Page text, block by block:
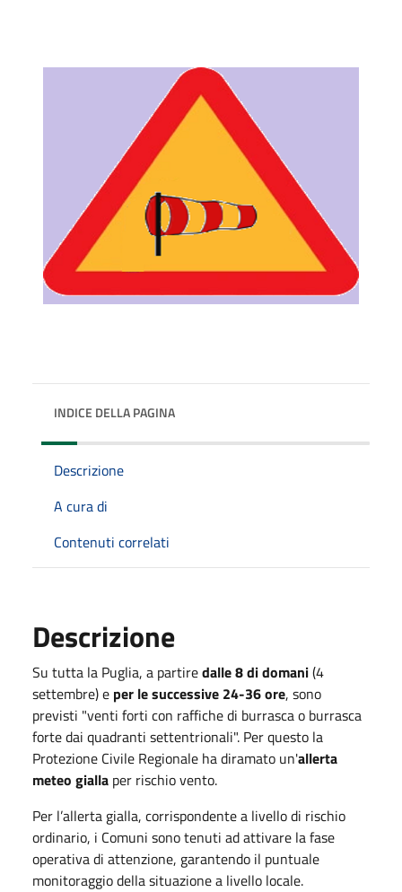
INDICE DELLA PAGINA
Descrizione
A cura di
Contenuti correlati
Descrizione
Su tutta la Puglia, a partiredalle 8 di domani(4
settembre) e per le successive 24-36 ore, sono
previsti "venti forti con raffiche di burrasca o burrasca
forte dai quadranti settentrionali". Per questo la
Protezione Civile Regionale ha diramato un'allerta
meteo gialla per rischio vento.
Per l’allerta gialla, corrispondente a livello di rischio
ordinario, i Comuni sono tenuti ad attivare la fase
operativa di attenzione, garantendo il puntuale
monitoraggio della situazione a livello locale.